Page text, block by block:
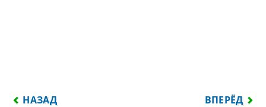
ПРЕДЫДУЩИЙ: КТО ПОНЯЛ ЖИЗНЬ, ТОТ ПОНЯЛ
НАЗАД ВПЕРЁД